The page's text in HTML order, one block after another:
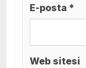
E-posta *
Web sitesi